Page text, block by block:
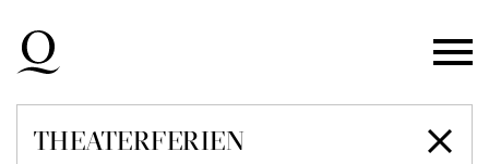
Zur Hauptnavigation springen
Zum Hauptinhalt springen
Zum Footer springen
THEATERFERIEN
Filter einblenden
31
Dez
Frederick Loewe (Musik), Alan Jay
Lerner (Buch und Liedtexte)